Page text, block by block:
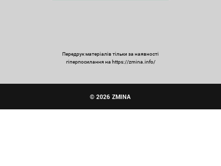
Передрук матеріалів тільки за наявності
гіперпосилання на https://zmina.info/
© 2026 ZMINA